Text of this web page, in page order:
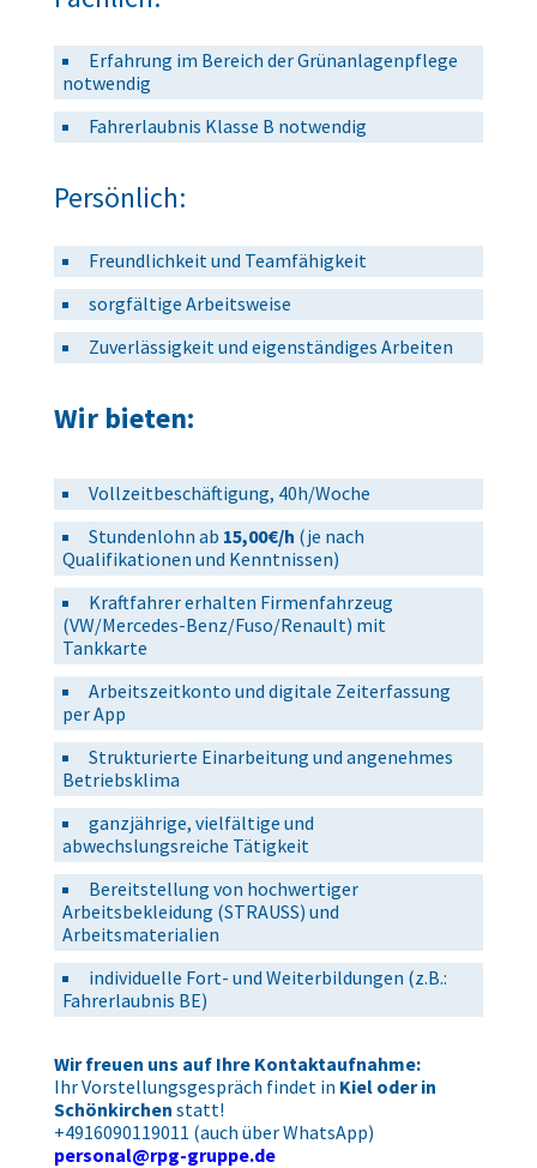
Erfahrung im Bereich der Grünanlagenpflege
notwendig
Fahrerlaubnis Klasse B notwendig
Persönlich:
Freundlichkeit und Teamfähigkeit
sorgfältige Arbeitsweise
Zuverlässigkeit und eigenständiges Arbeiten
Wir bieten:
Vollzeitbeschäftigung, 40h/Woche
Stundenlohn ab 15,00€/h (je nach
Qualifikationen und Kenntnissen)
Kraftfahrer erhalten Firmenfahrzeug
(VW/Mercedes-Benz/Fuso/Renault) mit
Tankkarte
Arbeitszeitkonto und digitale Zeiterfassung
per App
Strukturierte Einarbeitung und angenehmes
Betriebsklima
ganzjährige, vielfältige und
abwechslungsreiche Tätigkeit
Bereitstellung von hochwertiger
Arbeitsbekleidung (STRAUSS) und
Arbeitsmaterialien
individuelle Fort- und Weiterbildungen (z.B.:
Fahrerlaubnis BE)
Wir freuen uns auf Ihre Kontaktaufnahme:
Ihr Vorstellungsgespräch findet in Kiel oder in
Schönkirchen statt!
+4916090119011 (auch über WhatsApp)
personal@rpg-gruppe.de